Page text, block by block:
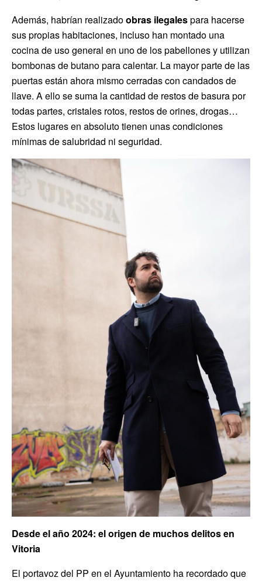
Además, habrían realizadoobras ilegalespara hacerse
sus propias habitaciones, incluso han montado una
cocina de uso general en uno de los pabellones y utilizan
bombonas de butano para calentar. La mayor parte de las
puertas están ahora mismo cerradas con candados de
llave. A ello se suma la cantidad de restos de basura por
todas partes, cristales rotos, restos de orines, drogas…
Estos lugares en absoluto tienen unas condiciones
mínimas de salubridad ni seguridad.
Desde el año 2024: el origen de muchos delitos en
Vitoria
El portavoz del PP en el Ayuntamiento ha recordado que